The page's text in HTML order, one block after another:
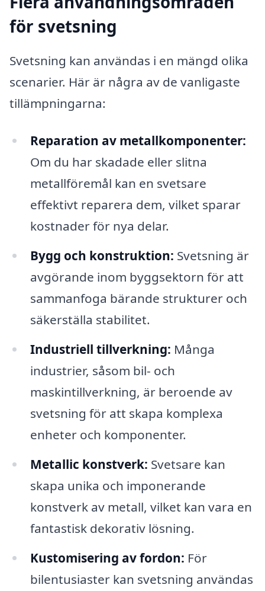
för svetsning
Svetsning kan användas i en mängd olika
scenarier. Här är några av de vanligaste
tillämpningarna:
Reparation av metallkomponenter:
Om du har skadade eller slitna
metallföremål kan en svetsare
effektivt reparera dem, vilket sparar
kostnader för nya delar.
Bygg och konstruktion: Svetsning är
avgörande inom byggsektorn för att
sammanfoga bärande strukturer och
säkerställa stabilitet.
Industriell tillverkning: Många
industrier, såsom bil- och
maskintillverkning, är beroende av
svetsning för att skapa komplexa
enheter och komponenter.
Metallic konstverk: Svetsare kan
skapa unika och imponerande
konstverk av metall, vilket kan vara en
fantastisk dekorativ lösning.
Kustomisering av fordon: För
bilentusiaster kan svetsning användas